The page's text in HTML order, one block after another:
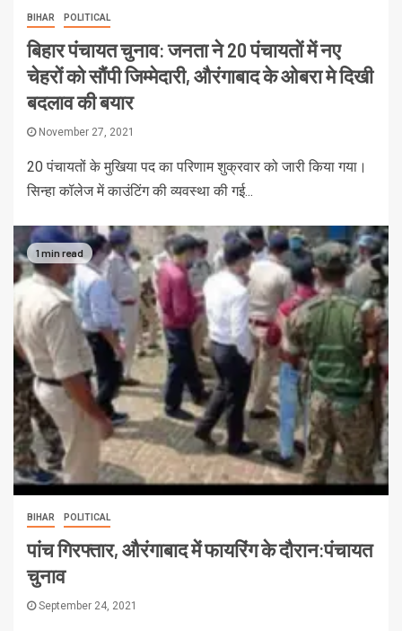
BIHAR POLITICAL
बिहार पंचायत चुनाव: जनता ने 20 पंचायतों में नए
चेहरों को सौंपी जिम्मेदारी, औरंगाबाद के ओबरा मे दिखी
बदलाव की बयार
November 27, 2021
20 पंचायतों के मुखिया पद का परिणाम शुक्रवार को जारी किया गया।
सिन्हा कॉलेज में काउंटिंग की व्यवस्था की गई...
1 min read
BIHAR POLITICAL
पांच गिरफ्तार, औरंगाबाद में फायरिंग के दौरान:पंचायत
चुनाव
September 24, 2021